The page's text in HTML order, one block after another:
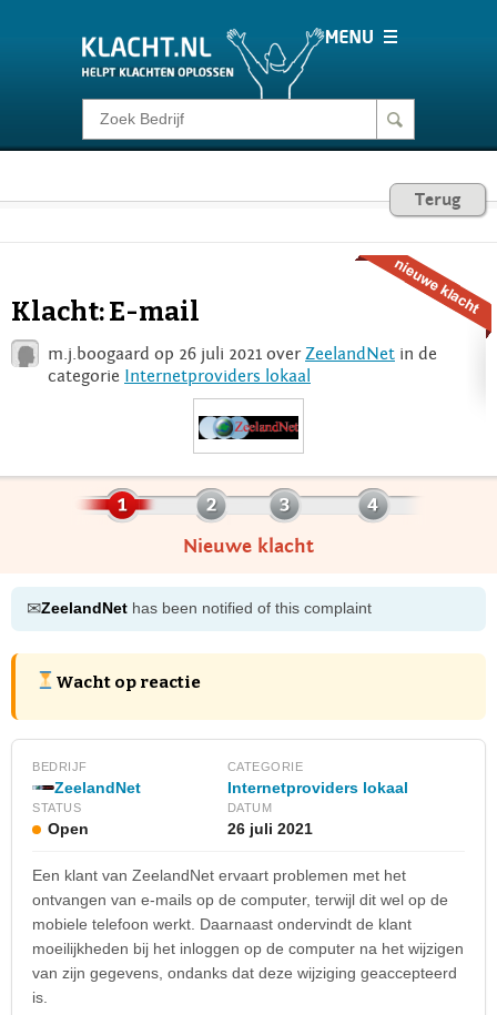
Klacht melden
Consumentenrecht Terug
Klacht: E-mail
m.j.boogaard op 26 juli 2021 over ZeelandNet in de
categorie Internetproviders lokaal
Nieuwe klacht
✉ZeelandNet has been notified of this complaint
Wacht op reactie
BEDRIJF
ZeelandNet
CATEGORIE
Internetproviders lokaal
STATUS
Open
DATUM
26 juli 2021
Een klant van ZeelandNet ervaart problemen met het
ontvangen van e-mails op de computer, terwijl dit wel op de
mobiele telefoon werkt. Daarnaast ondervindt de klant
moeilijkheden bij het inloggen op de computer na het wijzigen
van zijn gegevens, ondanks dat deze wijziging geaccepteerd
is.